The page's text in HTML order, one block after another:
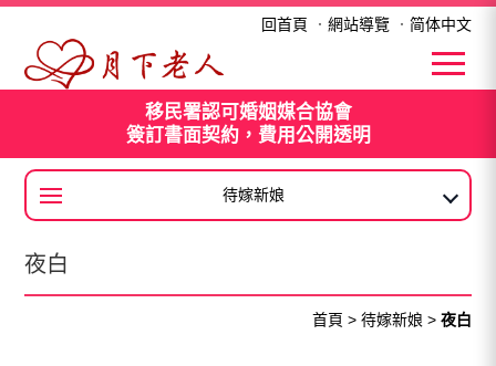
夜白
回首頁 ． 網站導覽． 简体中文
移民署認可婚姻媒合協會
簽訂書面契約，費用公開透明
待嫁新娘
大陸新娘
夜白
首頁 > 待嫁新娘 > 夜白